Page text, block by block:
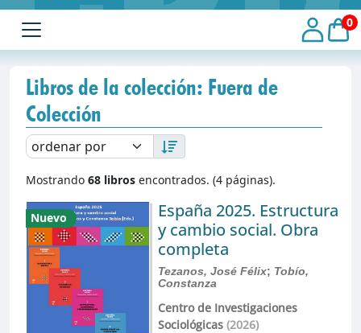
0
Libros de la colección: Fuera de
Colección
Mostrando 68 libros encontrados. (4 páginas).
Nuevo
España 2025. Estructura
y cambio social. Obra
completa
Tezanos, José Félix; Tobío,
Constanza
Centro de Investigaciones
Sociológicas(2026)